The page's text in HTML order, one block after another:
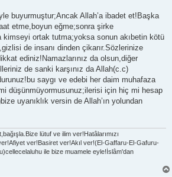
buyurmuştur;Ancak Allah’a ibadet et!Başka
etme,boyun eğme;sonra şirke
kimseyi ortak tutma;yoksa sonun akıbetin kötü
de insanı dinden çikarır.Sözlerinize
ediniz!Namazlarınız da olsun,diğer
de sanki karşınız da Allah(c.c)
saygı ve edebi her daim muhafaza
düşünmüyormusunuz;ilerisi için hiç mi hesap
uyanıklık versin de Allah’ın yolundan
lütuf ve ilim ver!Hatâlarımızı
ver!Basiret ver!Akıl ver!(El-Gaffaru-El-Gafuru-
ile bize muamele eyle!İslâm'dan